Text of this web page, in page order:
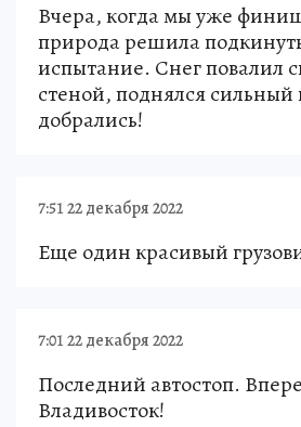
Вчера, когда мы уже
природа решила
испытание. Снег повалил
стеной, поднялся
добрались!
7:51 22 декабря 2022
Еще один красивый
7:01 22 декабря 2022
Последний автостоп.
Владивосток!